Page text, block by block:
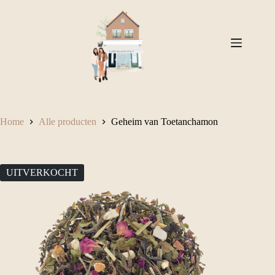
Home Alle producten Geheim van Toetanchamon
UITVERKOCHT